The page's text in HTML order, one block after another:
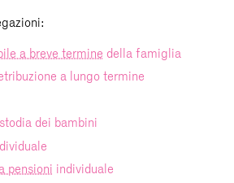
a breve termine della famiglia
a lungo termine
dei bambini
pensioni individuale